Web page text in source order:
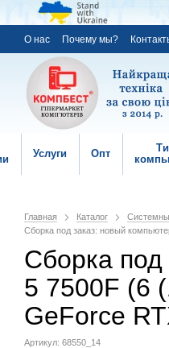
О нас Почему мы?
Услуги Опт
Главная Каталог
Сборка под заказ: новый
Сборка
5 7500F (6
GeForce
Артикул: 68550_14